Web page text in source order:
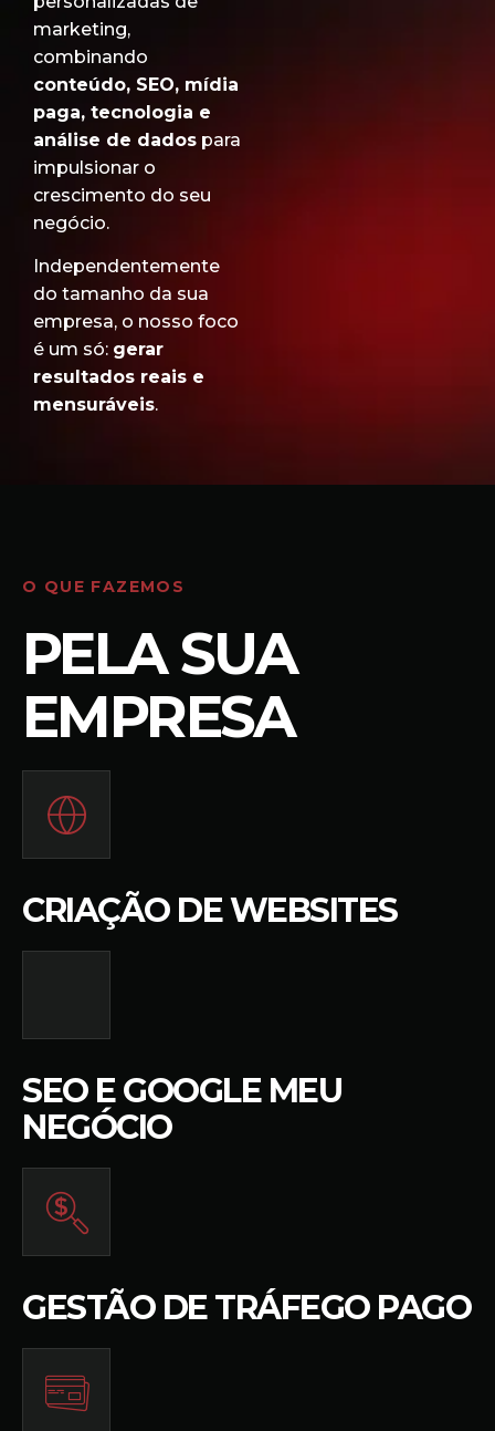
marketing,
combinando
conteúdo, SEO, mídia
paga, tecnologia e
análise de dados para
impulsionar o
crescimento do seu
negócio.
Independentemente
do tamanho da sua
empresa, o nosso foco
é um só: gerar
resultados reais e
mensuráveis.
O QUE FAZEMOS
PELA SUA
EMPRESA
CRIAÇÃO DE WEBSITES
SEO E GOOGLE MEU
NEGÓCIO
GESTÃO DE TRÁFEGO PAGO